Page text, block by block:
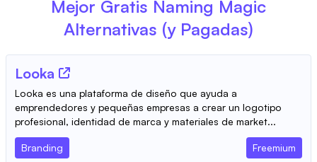
Mejor Gratis Naming Magic
Alternativas (y Pagadas)
Looka
Looka es una plataforma de diseño que ayuda a
emprendedores y pequeñas empresas a crear un logotipo
profesional, identidad de marca y materiales de market...
Branding Freemium